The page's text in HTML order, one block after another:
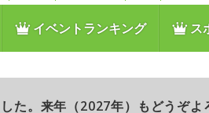
イベントランキング ス
た。来年（2027年）もどうぞよ